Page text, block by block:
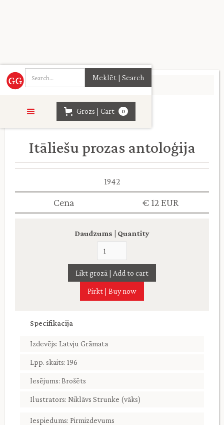
Grozs | Cart 0
Sākumlapa > Daiļliteratūra
Itāliešu prozas antoloģija
1942
Cena € 12 EUR
Daudzums | Quantity
Pirkt | Buy now
Specifikācija
Izdevējs: Latvju Grāmata
Lpp. skaits: 196
Iesējums: Brošēts
Ilustrators: Niklāvs Strunke (vāks)
Iespiedums: Pirmizdevums